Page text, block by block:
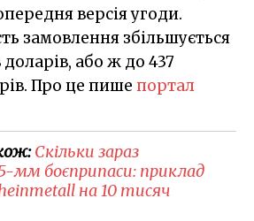
версія угоди.
замовлення збільшується
або ж до 437
Про це пише портал
Скільки зараз
боєприпаси: приклад
на 10 тисяч